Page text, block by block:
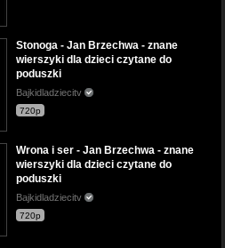
Stonoga - Jan Brzechwa - znane
wierszyki dla dzieci czytane do
poduszki
Bajkidladziecitv
720p
Wrona i ser - Jan Brzechwa - znane
wierszyki dla dzieci czytane do
poduszki
Bajkidladziecitv
720p